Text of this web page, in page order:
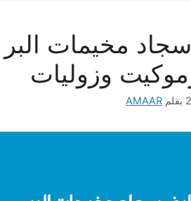
وزوليات
بقلم AMAAR